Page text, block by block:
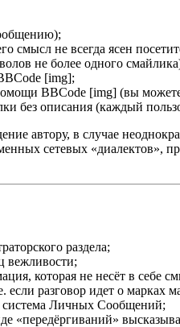
смысл не всегда ясен
не более одного
[img];
BBCode [img] (вы
без описания (каждый
автору, в случае
сетевых «диалектов»,
раздела;
вежливости;
которая не несёт в себе
разговор идет о марках
система Личных Сообщений;
«передёргиваний»